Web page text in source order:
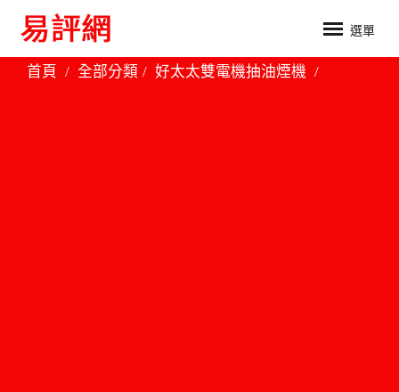
選單
首頁 全部分類 好太太雙電機抽油煙機